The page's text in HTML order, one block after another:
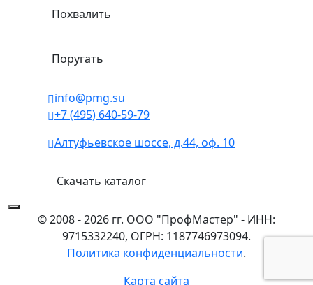
Похвалить
Поругать
info@pmg.su
+7 (495) 640-59-79
Алтуфьевское шоссе, д.44, оф. 10
Скачать каталог
© 2008 - 2026 гг. ООО "ПрофМастер" - ИНН:
9715332240, ОГРН: 1187746973094.
Политика конфиденциальности.
Карта сайта